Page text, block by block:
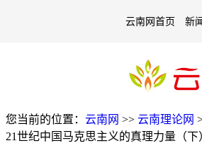
云南网首页 新
您当前的位置： 云南网 >> 云南理论网
21世纪中国马克思主义的真理力量（下